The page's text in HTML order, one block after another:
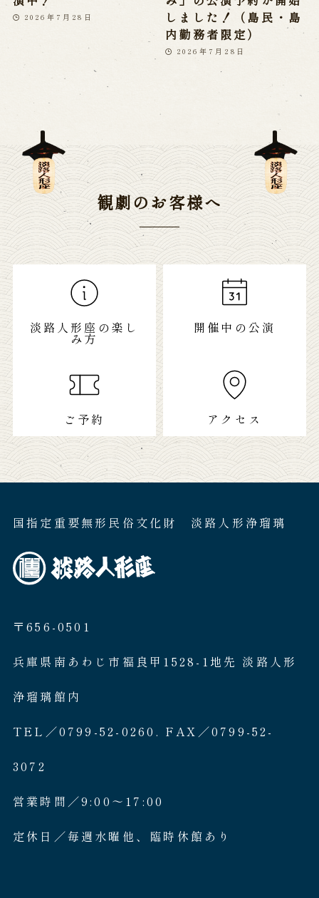
2026年7月28日
しました！（島民・島
内勤務者限定）
2026年7月28日
観劇のお客様へ
淡路人形座の楽し
み方
開催中の公演
ご予約 アクセス
国指定重要無形民俗文化財 淡路人形浄瑠璃
〒656-0501
兵庫県南あわじ市福良甲1528-1地先 淡路人形
浄瑠璃館内
TEL／0799-52-0260. FAX／0799-52-
3072
営業時間／9:00〜17:00
定休日／毎週水曜他、臨時休館あり